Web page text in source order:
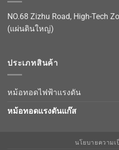
NO.68 Zizhu Road, High-Tech
(แผ่นดินใหญ่)
ประเภทสินค้า
หม้อทอดไฟฟ้าแรงดัน
หม้อทอดแรงดันแก๊ส
นโยบายความเ